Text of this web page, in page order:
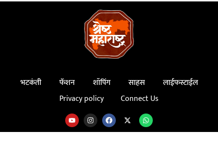
भटकंती फॅशन शॉपिंग साहस
लाईफस्टाईल
Privacy policy
Connect Us